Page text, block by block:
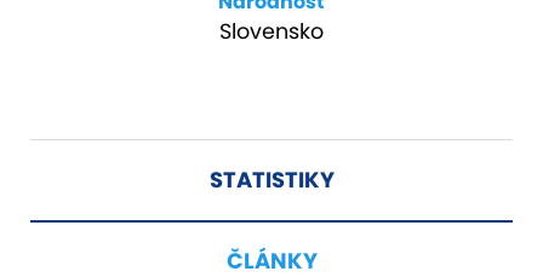
Slovensko
STATISTIKY
ČLÁNKY